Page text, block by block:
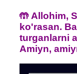
🤲 Allohim,
ko'rasan.
turganlarni
Amiyn,